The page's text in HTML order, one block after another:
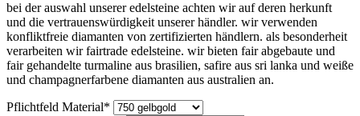
bei der auswahl unserer edelsteine achten wir auf deren herkunft
und die vertrauenswürdigkeit unserer händler. wir verwenden
konfliktfreie diamanten von zertifizierten händlern. als besonderheit
verarbeiten wir fairtrade edelsteine. wir bieten fair abgebaute und
fair gehandelte turmaline aus brasilien, safire aus sri lanka und weiße
und champagnerfarbene diamanten aus australien an.
Pflichtfeld Material*